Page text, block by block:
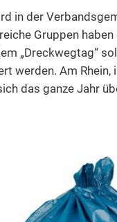
Kita-
in der
Gruppen
„Dreckwegtag“
werden. Am Rhein,
das ganze Jahr